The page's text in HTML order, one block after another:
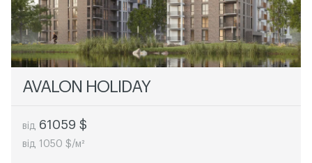
AVALON HOLIDAY
від 61059 $
від 1050 $/м²